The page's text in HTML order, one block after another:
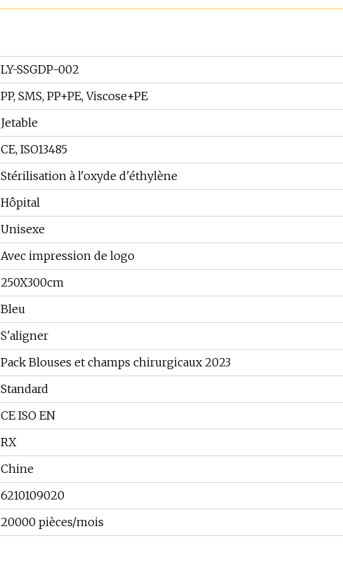
LY-SSGDP-002
PP, SMS, PP+PE, Viscose+PE
Jetable
CE, ISO13485
Stérilisation à l'oxyde d'éthylène
Hôpital
Unisexe
Avec impression de logo
250X300cm
Bleu
S'aligner
Pack Blouses et champs chirurgicaux 2023
Standard
CE ISO EN
RX
Chine
6210109020
20000 pièces/mois